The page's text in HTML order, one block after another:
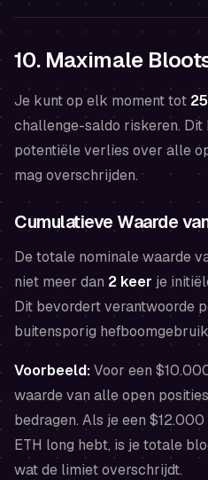
10. Maximale
Je kunt op elk moment tot
challenge-saldo riskeren.
potentiële verlies over alle
mag overschrijden.
Cumulatieve Waarde
De totale nominale waarde
niet meer dan 2 keer je
Dit bevordert verantwoorde
buitensporig
Voorbeeld:Voor een
waarde van alle open
bedragen. Als je een
ETH long hebt, is je totale
wat de limiet overschrijdt.